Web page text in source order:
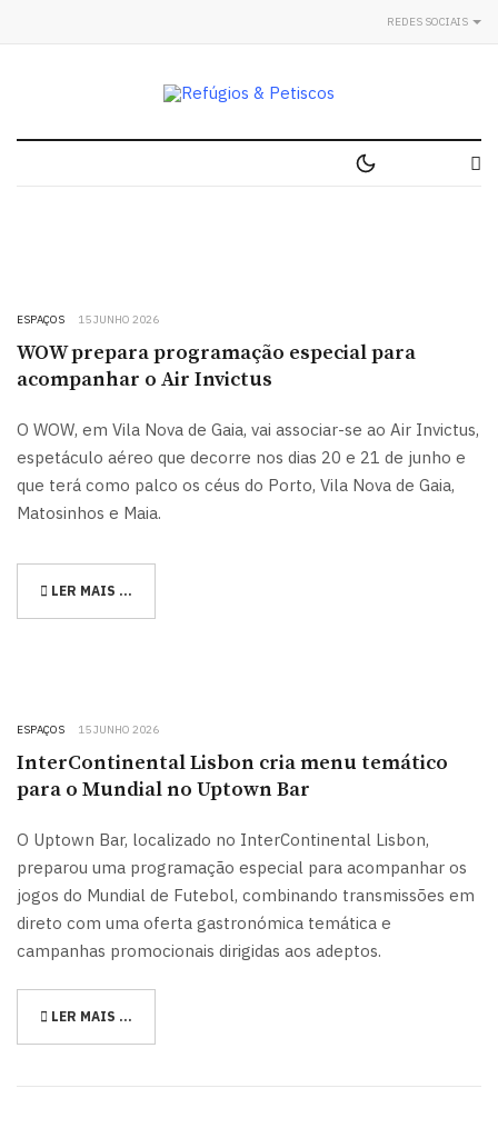
REDES SOCIAIS
ESPAÇOS 15 JUNHO 2026
WOW prepara programação especial para
acompanhar o Air Invictus
O WOW, em Vila Nova de Gaia, vai associar-se ao Air Invictus,
espetáculo aéreo que decorre nos dias 20 e 21 de junho e
que terá como palco os céus do Porto, Vila Nova de Gaia,
Matosinhos e Maia.
LER MAIS …
ESPAÇOS 15 JUNHO 2026
InterContinental Lisbon cria menu temático
para o Mundial no Uptown Bar
O Uptown Bar, localizado no InterContinental Lisbon,
preparou uma programação especial para acompanhar os
jogos do Mundial de Futebol, combinando transmissões em
direto com uma oferta gastronómica temática e
campanhas promocionais dirigidas aos adeptos.
LER MAIS …